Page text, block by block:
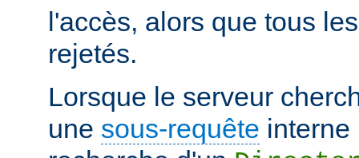
l'accès, alors que tous
rejetés.
Lorsque le serveur
une sous-requête interne